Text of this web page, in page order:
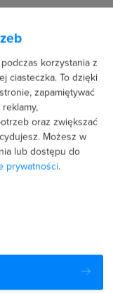
transakcja
korzystania z
ciasteczka. To dzięki
zapamiętywać
oraz zwiększać
Możesz w
lub dostępu do
prywatności.